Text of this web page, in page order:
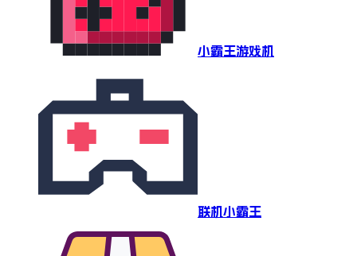
小霸王游戏机
联机小霸王